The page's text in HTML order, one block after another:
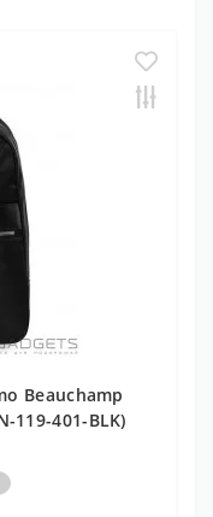
Beauchamp
119-401-BLK)